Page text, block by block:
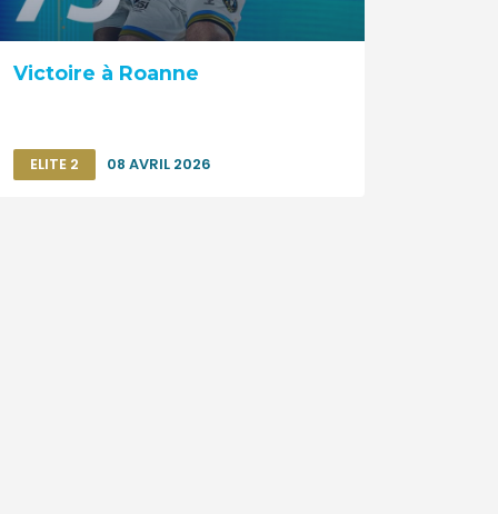
Victoire à Roanne
ELITE 2 08 AVRIL 2026